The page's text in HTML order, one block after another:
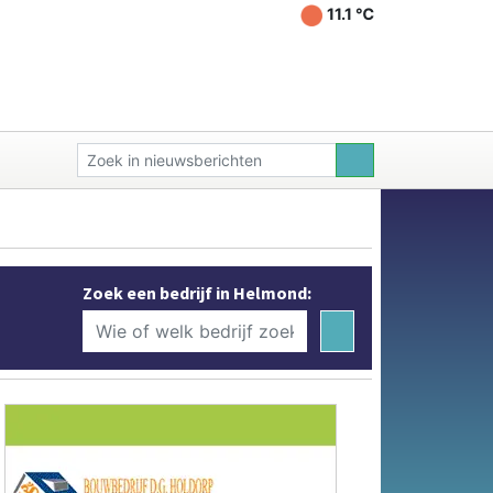
11.1 ℃
Zoek een bedrijf in Helmond: